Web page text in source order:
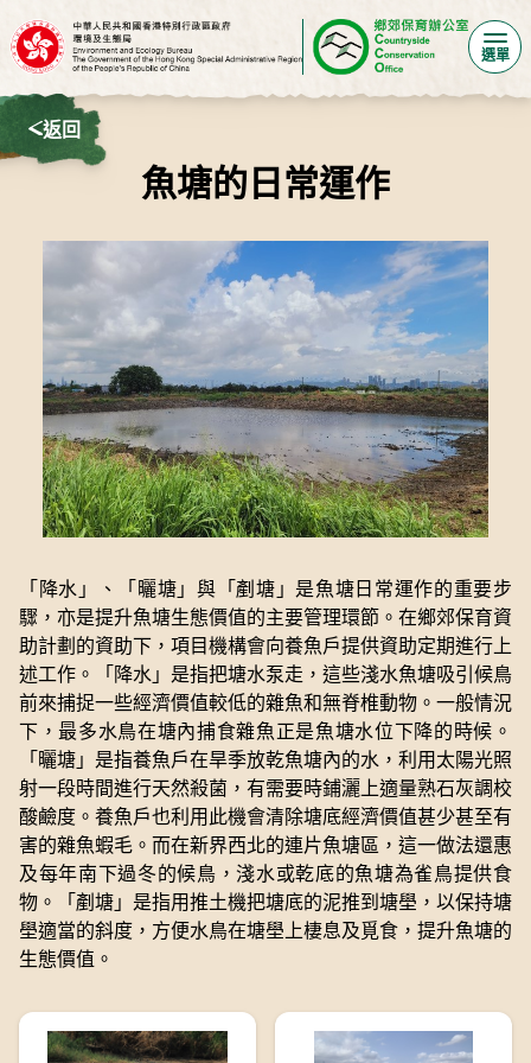
選單
返回
魚塘的日常運作
「降水」、「曬塘」與「剷塘」是魚塘日常運作的重要步
驟，亦是提升魚塘生態價值的主要管理環節。在鄉郊保育資
助計劃的資助下，項目機構會向養魚戶提供資助定期進行上
述工作。「降水」是指把塘水泵走，這些淺水魚塘吸引候鳥
前來捕捉一些經濟價值較低的雜魚和無脊椎動物。一般情況
下，最多水鳥在塘內捕食雜魚正是魚塘水位下降的時候。
「曬塘」是指養魚戶在旱季放乾魚塘內的水，利用太陽光照
射一段時間進行天然殺菌，有需要時鋪灑上適量熟石灰調校
酸鹼度。養魚戶也利用此機會清除塘底經濟價值甚少甚至有
害的雜魚蝦毛。而在新界西北的連片魚塘區，這一做法還惠
及每年南下過冬的候鳥，淺水或乾底的魚塘為雀鳥提供食
物。「剷塘」是指用推土機把塘底的泥推到塘壆，以保持塘
壆適當的斜度，方便水鳥在塘壆上棲息及覓食，提升魚塘的
生態價值。